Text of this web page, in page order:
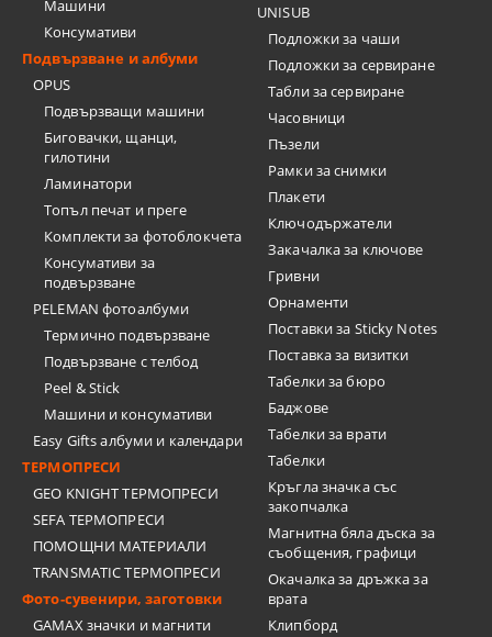
Машини
Консумативи
Подвързване и албуми
OPUS
Подвързващи машини
Биговачки, щанци,
гилотини
Ламинатори
Топъл печат и преге
Комплекти за фотоблокчета
Консумативи за
подвързване
PELEMAN фотоалбуми
Термично подвързване
Подвързване с телбод
Peel & Stick
Машини и консумативи
Easy Gifts албуми и календари
ТЕРМОПРЕСИ
GEO KNIGHT ТЕРМОПРЕСИ
SEFA ТЕРМОПРЕСИ
ПОМОЩНИ МАТЕРИАЛИ
TRANSMATIC ТЕРМОПРЕСИ
Фото-сувенири, заготовки
GAMAX значки и магнити
UNISUB
Подложки за чаши
Подложки за сервиране
Табли за сервиране
Часовници
Пъзели
Рамки за снимки
Плакети
Ключодържатели
Закачалка за ключове
Гривни
Орнаменти
Поставки за Sticky Notes
Поставка за визитки
Tабелки за бюро
Баджове
Табелки за врати
Табелки
Кръгла значка със
закопчалка
Магнитна бяла дъска за
съобщения, графици
Окачалка за дръжка за
врата
Клипборд